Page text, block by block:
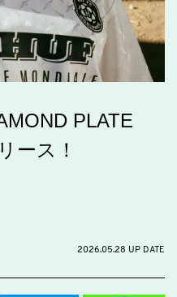
PLATE
ース！
2026.05.28 UP DATE